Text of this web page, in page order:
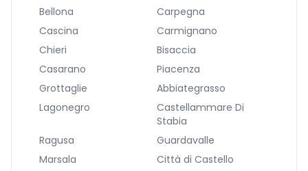
Bellona
Carpegna
Cascina
Carmignano
Chieri
Bisaccia
Casarano
Piacenza
Grottaglie
Abbiategrasso
Lagonegro
Castellammare Di
Stabia
Ragusa
Guardavalle
Marsala
Città di Castello